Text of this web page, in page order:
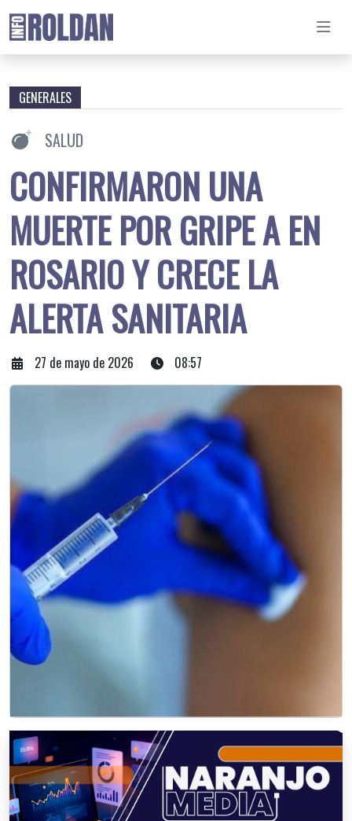
GENERALES
SALUD
CONFIRMARON UNA
MUERTE POR GRIPE A EN
ROSARIO Y CRECE LA
ALERTA SANITARIA
27 de mayo de 2026 08:57